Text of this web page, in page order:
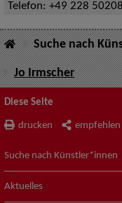
Telefon: +49 228
Suche nach
Jo Irmscher
Diese Seite
drucken empfehlen
Suche nach Künstler*innen
Aktuelles